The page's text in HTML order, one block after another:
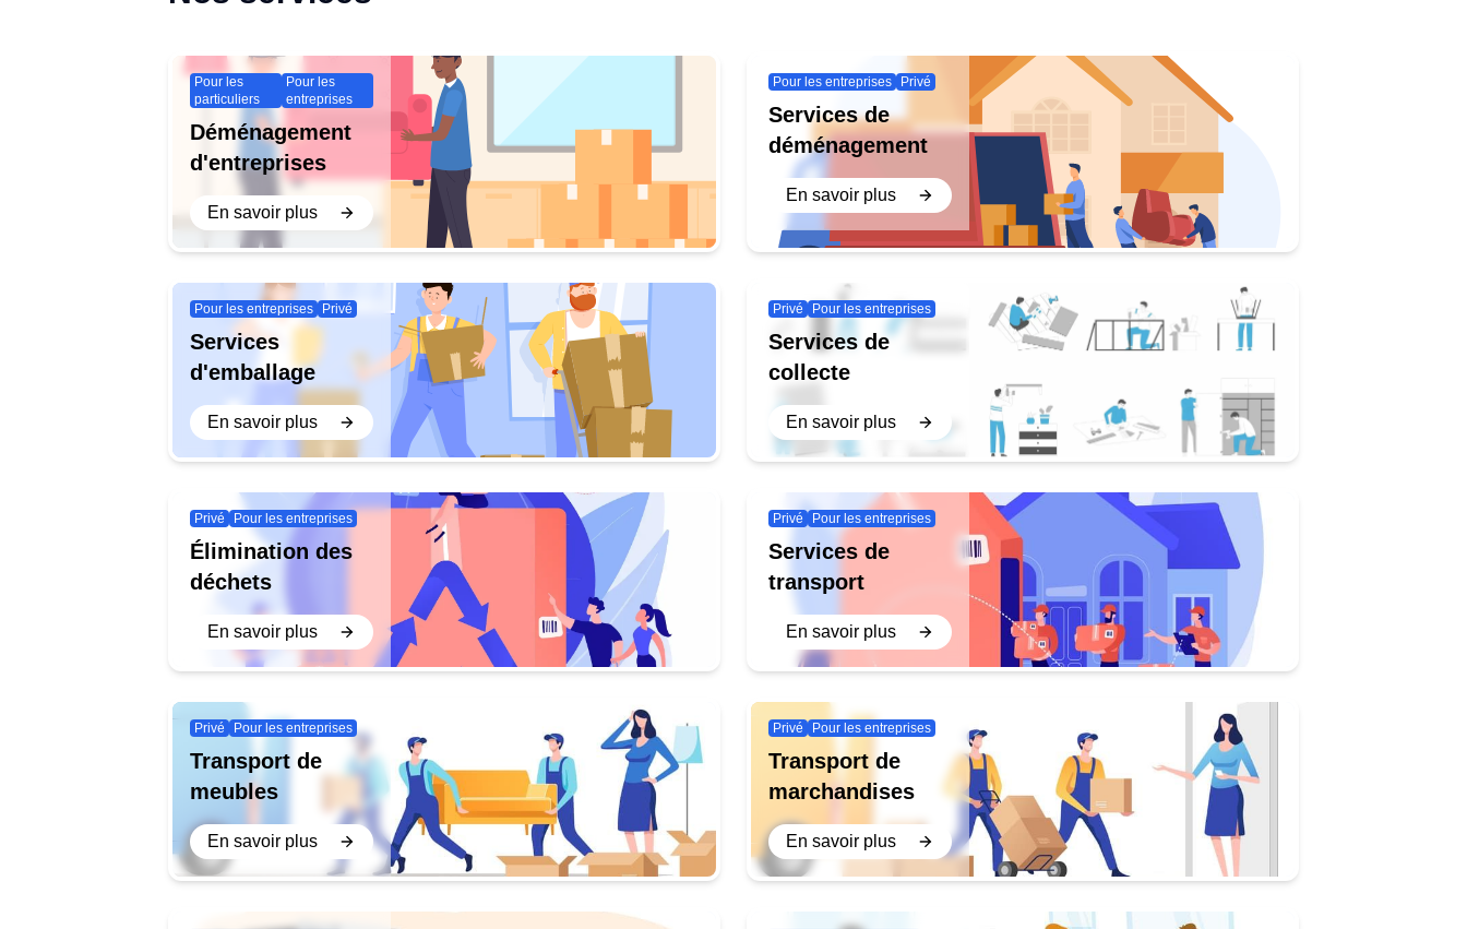
Pour les
particuliers
Pour les
entreprises
Déménagement
d'entreprises
En savoir plus
Pour les entreprises Privé
Services de
déménagement
En savoir plus
Pour les entreprises Privé
Services
d'emballage
En savoir plus
Privé Pour les entreprises
Services de
collecte
En savoir plus
Privé Pour les entreprises
Élimination des
déchets
En savoir plus
Privé Pour les entreprises
Services de
transport
En savoir plus
Privé Pour les entreprises
Transport de
meubles
En savoir plus
Privé Pour les entreprises
Transport de
marchandises
En savoir plus